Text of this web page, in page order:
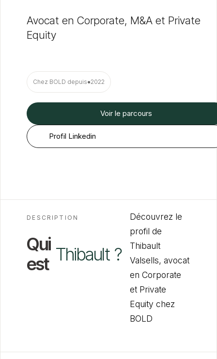
Avocat en Corporate, M&A et Private
Equity
Chez BOLD depuis●2022
Voir le parcours
Profil Linkedin
DESCRIPTION
Qui
est Thibault ?
Découvrez le
profil de
Thibault
Valsells, avocat
en Corporate
et Private
Equity chez
BOLD